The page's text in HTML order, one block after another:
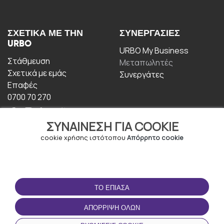
ΣΥΝΑΊΝΕΣΗ ΓΙΑ COOKIE
cookie χρήσης ιστότοπου Απόρρητο cookie
ΤΟ ΈΠΙΑΣΑ
ΑΠΌΡΡΙΨΗ ΌΛΩΝ
ΣΧΕΤΙΚΆ ΜΕ ΤΗΝ
URBO
Στάθμευση
Σχετικά με εμάς
Επαφές
0700 70 270
ΣΥΝΕΡΓΑΣΊΕΣ
URBO My Business
Μεταπωλητές
Συνεργάτες
ΟΡΟΙ ΧΡΉΣΗΣ
Οροι και Προϋποθέσεις
Πολιτική απορρήτου
ΚΑΤΕΒΆΣΤΕ ΤΗΝ
ΕΦΑΡΜΟΓΉ